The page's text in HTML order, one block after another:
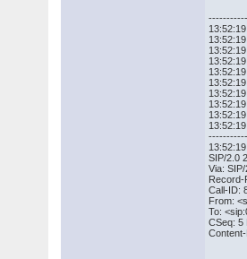
SIP/2.0
Via:
Record-
Call-ID:
From:
To:
CSeq: 5